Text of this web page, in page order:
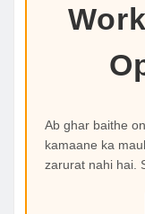
Ab ghar baithe
kamaane ka
zarurat nahi hai.